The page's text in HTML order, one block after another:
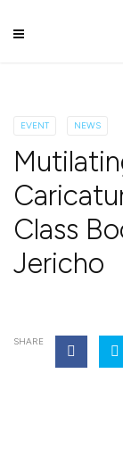
EVENT NEWS
Class
Jericho
SHARE